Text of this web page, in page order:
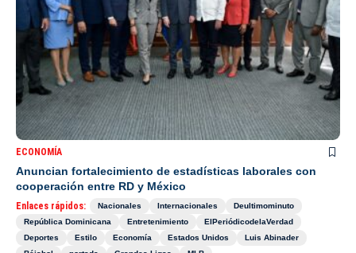
ECONOMÍA
Anuncian fortalecimiento de estadísticas laborales con
cooperación entre RD y México
Enlaces rápidos: Nacionales Internacionales
Deultimominuto
República Dominicana
Entretenimiento
ElPeriódicodelaVerdad
Deportes
Estilo Economía Estados Unidos
Luis Abinader